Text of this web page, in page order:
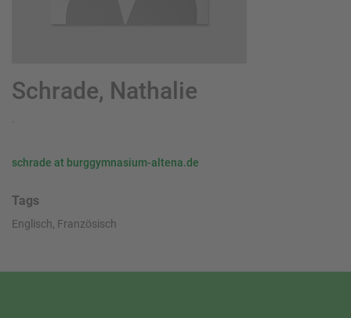
Schrade, Nathalie
schrade at burggymnasium-altena.de
Tags
Englisch, Französisch